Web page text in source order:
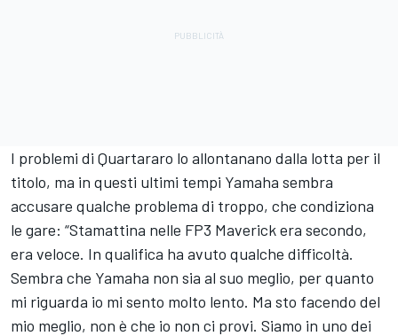
I problemi di Quartararo lo allontanano dalla lotta per il
titolo, ma in questi ultimi tempi Yamaha sembra
accusare qualche problema di troppo, che condiziona
le gare: “Stamattina nelle FP3 Maverick era secondo,
era veloce. In qualifica ha avuto qualche difficoltà.
Sembra che Yamaha non sia al suo meglio, per quanto
mi riguarda io mi sento molto lento. Ma sto facendo del
mio meglio, non è che io non ci provi. Siamo in uno dei